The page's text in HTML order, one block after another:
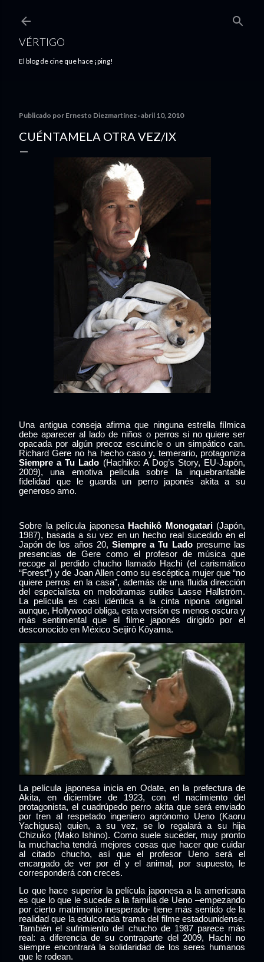
VÉRTIGO
El blog de cine que hace ¡ping!
Publicado por Ernesto Diezmartínez abril 10, 2010
CUÉNTAMELA OTRA VEZ/IX
Una antigua conseja afirma que ninguna estrella fílmica
debe aparecer al lado de niños o perros si no quiere ser
opacada por algún precoz escuincle o un simpático can.
Richard Gere no ha hecho caso y, temerario, protagoniza
Siempre a Tu Lado (Hachiko: A Dog’s Story, EU-Japón,
2009), una emotiva película sobre la inquebrantable
fidelidad que le guarda un perro japonés akita a su
generoso amo.
Sobre la película japonesa Hachikô Monogatari(Japón,
1987), basada a su vez en un hecho real sucedido en el
Japón de los años 20, Siempre a Tu Ladopresume las
presencias de Gere como el profesor de música que
recoge al perdido chucho
llamado Hachi (el carismático
“Forest”) y de Joan Allen como su escéptica mujer que “no
quiere perros en la casa”, además de una fluida dirección
del especialista en melodramas sutiles Lasse Hallström.
La película es casi idéntica a la cinta nipona original
aunque, Hollywood obliga, esta versión es menos oscura y
más sentimental que el filme japonés dirigido por el
desconocido en México Seijirô Kôyama.
La película japonesa inicia en Odate, en la prefectura de
Akita, en diciembre de 1923, con el nacimiento del
protagonista, el cuadrúpedo perro akita que será enviado
por tren al respetado ingeniero agrónomo Ueno (Kaoru
Yachigusa) quien, a su vez, se lo regalará a su hija
Chizuko (Mako Ishino). Como suele suceder, muy pronto
la muchacha tendrá mejores cosas que hacer que cuidar
al citado chucho, así que el profesor Ueno será el
encargado de ver por él y el animal, por supuesto, le
corresponderá con creces.
Lo que hace superior la película japonesa a la americana
es que lo que le sucede a la familia de Ueno –empezando
por cierto matrimonio inesperado- tiene más sentido de la
realidad que la edulcorada trama del filme estadounidense.
También el sufrimiento del chucho de 1987 parece más
real: a diferencia de su contraparte del 2009, Hachi no
siempre encontrará la solidaridad de los seres humanos
que le rodean.